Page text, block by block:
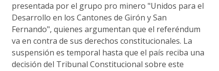
presentada por el grupo pro minero "Unidos para el
Desarrollo en los Cantones de Girón y San
Fernando", quienes argumentan que el referéndum
va en contra de sus derechos constitucionales. La
suspensión es temporal hasta que el país reciba una
decisión del Tribunal Constitucional sobre este